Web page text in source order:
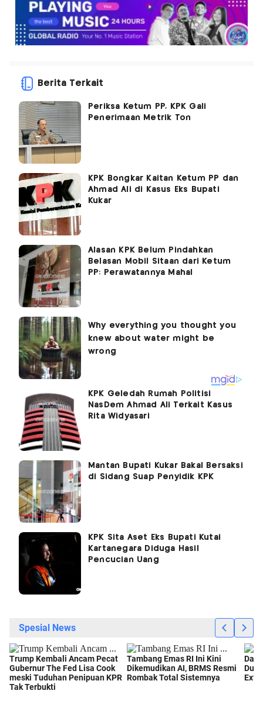
Berita Terkait
Periksa Ketum PP, KPK Gali
Penerimaan Metrik Ton
KPK Bongkar Kaitan Ketum PP dan
Ahmad Ali di Kasus Eks Bupati
Kukar
Alasan KPK Belum Pindahkan
Belasan Mobil Sitaan dari Ketum
PP: Perawatannya Mahal
KPK Geledah Rumah Politisi
NasDem Ahmad Ali Terkait Kasus
Rita Widyasari
Mantan Bupati Kukar Bakal Bersaksi
di Sidang Suap Penyidik KPK
KPK Sita Aset Eks Bupati Kutai
Kartanegara Diduga Hasil
Pencucian Uang